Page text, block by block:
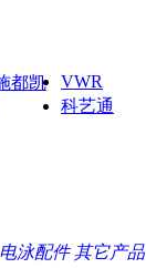
都凯 VWR
科艺通
电泳配件 其它产品